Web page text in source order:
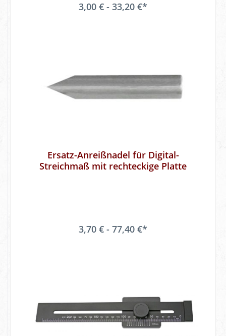
3,00 € - 33,20 €*
Ersatz-Anreißnadel für Digital-
Streichmaß mit rechteckige Platte
3,70 € - 77,40 €*